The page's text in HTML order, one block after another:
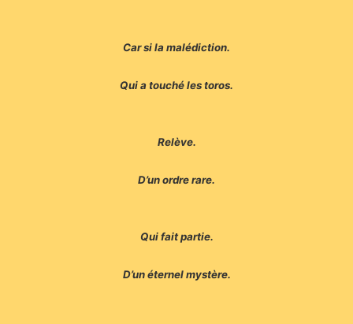
Car si la malédiction.
Qui a touché les toros.
Relève.
D’un ordre rare.
Qui fait partie.
D’un éternel mystère.